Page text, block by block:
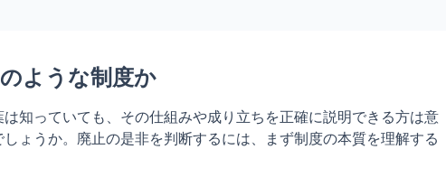
ような制度か
は知っていても、その仕組みや成り立ちを正確に説明できる方は意
ょうか。廃止の是非を判断するには、まず制度の本質を理解する